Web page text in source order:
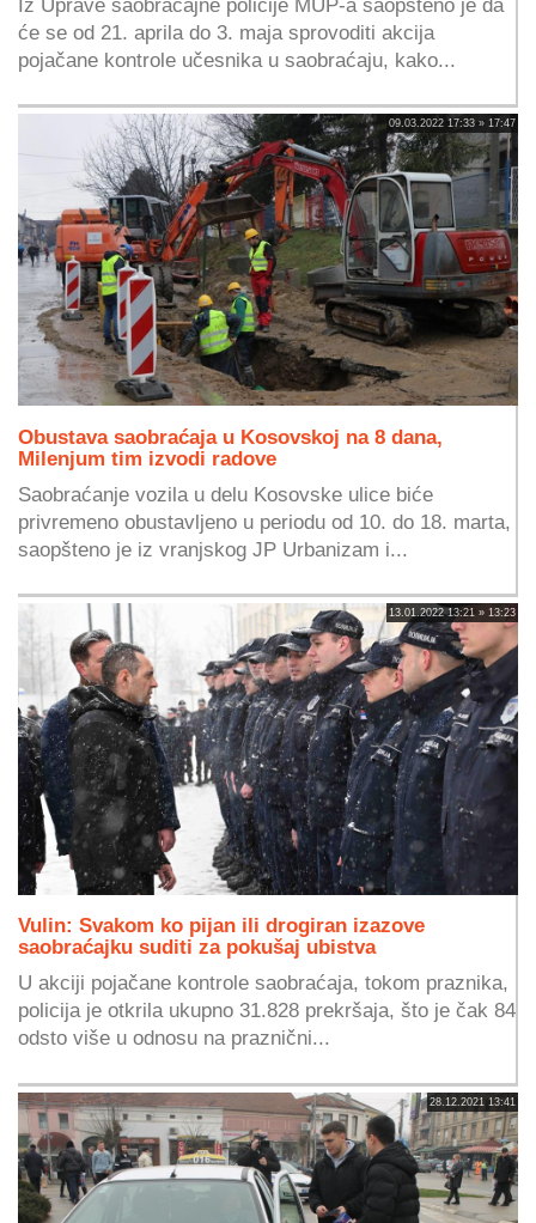
Iz Uprave saobraćajne policije MUP-a saopšteno je da
će se od 21. aprila do 3. maja sprovoditi akcija
pojačane kontrole učesnika u saobraćaju, kako...
09.03.2022 17:33 » 17:47
Obustava saobraćaja u Kosovskoj na 8 dana,
Milenjum tim izvodi radove
Saobraćanje vozila u delu Kosovske ulice biće
privremeno obustavljeno u periodu od 10. do 18. marta,
saopšteno je iz vranjskog JP Urbanizam i...
13.01.2022 13:21 » 13:23
Vulin: Svakom ko pijan ili drogiran izazove
saobraćajku suditi za pokušaj ubistva
U akciji pojačane kontrole saobraćaja, tokom praznika,
policija je otkrila ukupno 31.828 prekršaja, što je čak 84
odsto više u odnosu na praznični...
28.12.2021 13:41